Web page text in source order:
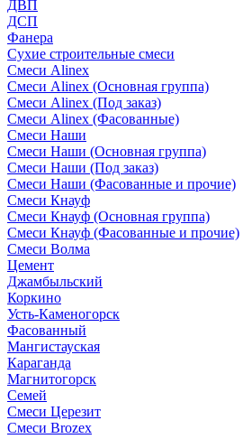
ДВП
ДСП
Фанера
Сухие строительные смеси
Смеси Alinex
Смеси Alinex (Основная группа)
Смеси Alinex (Под заказ)
Смеси Alinex (Фасованные)
Смеси Наши
Смеси Наши (Основная группа)
Смеси Наши (Под заказ)
Смеси Наши (Фасованные и прочие)
Смеси Кнауф
Смеси Кнауф (Основная группа)
Смеси Кнауф (Фасованные и прочие)
Смеси Волма
Цемент
Джамбыльский
Коркино
Усть-Каменогорск
Фасованный
Мангистауская
Караганда
Магнитогорск
Семей
Смеси Церезит
Смеси Brozex